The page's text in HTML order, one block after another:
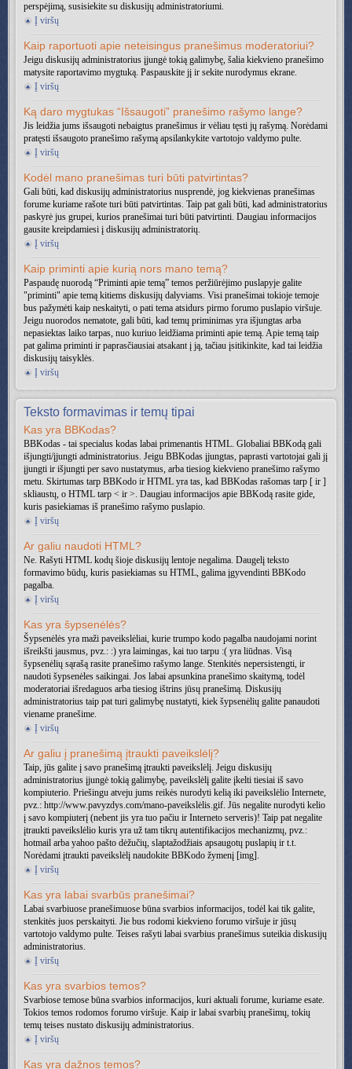
perspėjimą, susisiekite su diskusijų administratoriumi.
Į viršų
Kaip raportuoti apie neteisingus pranešimus moderatoriui?
Jeigu diskusijų administratorius įjungė tokią galimybę, šalia kiekvieno pranešimo
matysite raportavimo mygtuką. Paspauskite jį ir sekite nurodymus ekrane.
Į viršų
Ką daro mygtukas “Išsaugoti” pranešimo rašymo lange?
Jis leidžia jums išsaugoti nebaigtus pranešimus ir vėliau tęsti jų rašymą. Norėdami
pratęsti išsaugoto pranešimo rašymą apsilankykite vartotojo valdymo pulte.
Į viršų
Kodėl mano pranešimas turi būti patvirtintas?
Gali būti, kad diskusijų administratorius nusprendė, jog kiekvienas pranešimas
forume kuriame rašote turi būti patvirtintas. Taip pat gali būti, kad administratorius
paskyrė jus grupei, kurios pranešimai turi būti patvirtinti. Daugiau informacijos
gausite kreipdamiesi į diskusijų administratorių.
Į viršų
Kaip priminti apie kurią nors mano temą?
Paspaudę nuorodą “Priminti apie temą” temos peržiūrėjimo puslapyje galite
"priminti" apie temą kitiems diskusijų dalyviams. Visi pranešimai tokioje temoje
bus pažymėti kaip neskaityti, o pati tema atsidurs pirmo forumo puslapio viršuje.
Jeigu nuorodos nematote, gali būti, kad temų priminimas yra išjungtas arba
nepasiektas laiko tarpas, nuo kuriuo leidžiama priminti apie temą. Apie temą taip
pat galima priminti ir paprasčiausiai atsakant į ją, tačiau įsitikinkite, kad tai leidžia
diskusijų taisyklės.
Į viršų
Teksto formavimas ir temų tipai
Kas yra BBKodas?
BBKodas - tai specialus kodas labai primenantis HTML. Globaliai BBKodą gali
išjungti/įjungti administratorius. Jeigu BBKodas įjungtas, paprasti vartotojai gali jį
įjungti ir išjungti per savo nustatymus, arba tiesiog kiekvieno pranešimo rašymo
metu. Skirtumas tarp BBKodo ir HTML yra tas, kad BBKodas rašomas tarp [ ir ]
skliaustų, o HTML tarp < ir >. Daugiau informacijos apie BBKodą rasite gide,
kuris pasiekiamas iš pranešimo rašymo puslapio.
Į viršų
Ar galiu naudoti HTML?
Ne. Rašyti HTML kodų šioje diskusijų lentoje negalima. Daugelį teksto
formavimo būdų, kuris pasiekiamas su HTML, galima įgyvendinti BBKodo
pagalba.
Į viršų
Kas yra šypsenėlės?
Šypsenėlės yra maži paveikslėliai, kurie trumpo kodo pagalba naudojami norint
išreikšti jausmus, pvz.: :) yra laimingas, kai tuo tarpu :( yra liūdnas. Visą
šypsenėlių sąrašą rasite pranešimo rašymo lange. Stenkitės nepersistengti, ir
naudoti šypsenėles saikingai. Jos labai apsunkina pranešimo skaitymą, todėl
moderatoriai išredaguos arba tiesiog ištrins jūsų pranešimą. Diskusijų
administratorius taip pat turi galimybę nustatyti, kiek šypsenėlių galite panaudoti
viename pranešime.
Į viršų
Ar galiu į pranešimą įtraukti paveikslėlį?
Taip, jūs galite į savo pranešimą įtraukti paveikslėlį. Jeigu diskusijų
administratorius įjungė tokią galimybę, paveikslėlį galite įkelti tiesiai iš savo
kompiuterio. Priešingu atveju jums reikės nurodyti kelią iki paveikslėlio Internete,
pvz.: http://www.pavyzdys.com/mano-paveikslėlis.gif. Jūs negalite nurodyti kelio
į savo kompiuterį (nebent jis yra tuo pačiu ir Interneto serveris)! Taip pat negalite
įtraukti paveikslėlio kuris yra už tam tikrų autentifikacijos mechanizmų, pvz.:
hotmail arba yahoo pašto dėžučių, slaptažodžiais apsaugotų puslapių ir t.t.
Norėdami įtraukti paveikslėlį naudokite BBKodo žymenį [img].
Į viršų
Kas yra labai svarbūs pranešimai?
Labai svarbiuose pranešimuose būna svarbios informacijos, todėl kai tik galite,
stenkitės juos perskaityti. Jie bus rodomi kiekvieno forumo viršuje ir jūsų
vartotojo valdymo pulte. Teises rašyti labai svarbius pranešimus suteikia diskusijų
administratorius.
Į viršų
Kas yra svarbios temos?
Svarbiose temose būna svarbios informacijos, kuri aktuali forume, kuriame esate.
Tokios temos rodomos forumo viršuje. Kaip ir labai svarbių pranešimų, tokių
temų teises nustato diskusijų administratorius.
Į viršų
Kas yra dažnos temos?